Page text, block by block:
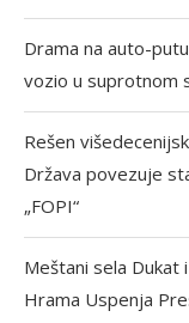
Drama na auto-
vozio u suprotnom
Rešen
Država povezuje
„FOPI“
Meštani sela Dukat
Hrama Uspenja